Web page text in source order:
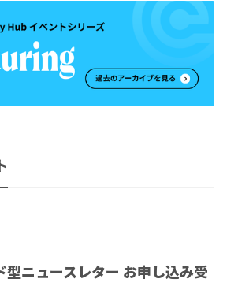
型ニュースレター お申し込み受